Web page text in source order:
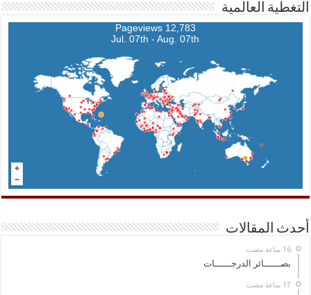
التغطية العالمية
12,783 Pageviews
Jul. 07th - Aug. 07th
أحدث المقالات
‏16 ساعة مضت
بصــــــائر الدرجــــــات